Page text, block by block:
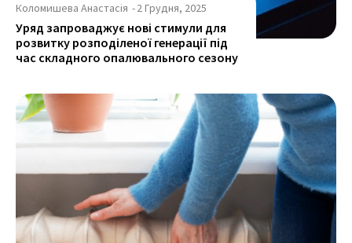
Коломишева Анастасія -2 Грудня, 2025
Уряд запроваджує нові стимули для
розвитку розподіленої генерації під
час складного опалювального сезону